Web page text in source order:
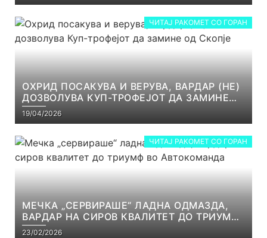
ЧИТАЈ РАКОМЕТ СО ГОРАН
ОХРИД ПОСАКУВА И ВЕРУВА, ВАРДАР (НЕ)
ДОЗВОЛУВА КУП-ТРОФЕЈОТ ДА ЗАМИНЕ
ОД СКОПЈЕ
19/04/2026
ЧИТАЈ РАКОМЕТ СО ГОРАН
МЕЧКА „СЕРВИРАШЕ“ ЛАДНА ОДМАЗДА,
ВАРДАР НА СИРОВ КВАЛИТЕТ ДО ТРИУМФ
ВО АВТОКОМАНДА
23/02/2026